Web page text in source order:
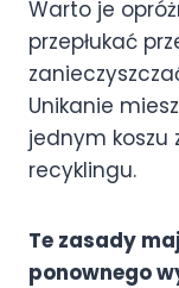
Warto je
przepłukać
Unikanie
jednym koszu
recyklingu.
Te zasady
ponownego